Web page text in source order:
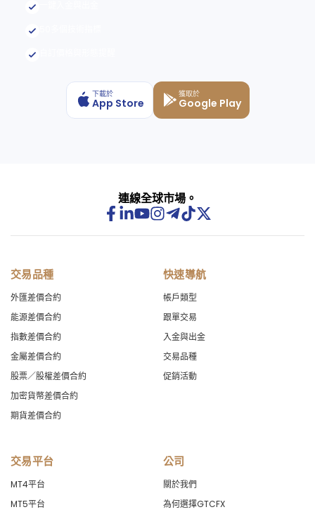
flexible lot sizing, and
you're ready.
All Markets. One
下載於
App Store
獲取於
Google Play
連線全球市場。
交易品種
外匯差價合約
能源差價合約
指數差價合約
金屬差價合約
股票／股權差價合約
加密貨幣差價合約
期貨差價合約
快速導航
帳戶類型
跟單交易
入金與出金
交易品種
促銷活動
交易平台
MT4平台
MT5平台
公司
關於我們
為何選擇GTCFX